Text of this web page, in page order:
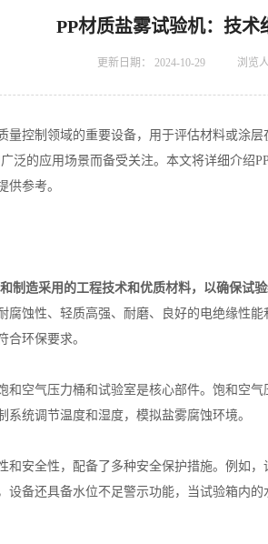
PP材质盐雾试验机：技术
更新日期： 2024-10-29 浏览
控制领域的重要设备，用于评估材料或涂层
泛的应用场景而备受关注。本文将详细介绍
供参考。
制造采用的工程技术和优质材料，以确保试
腐蚀性、轻质高强、耐磨、良好的电绝缘性
合环保要求。
空气压力桶和试验室是核心部件。饱和空气
系统调节温度和湿度，模拟盐雾腐蚀环境。
安全性，配备了多种安全保护措施。例如，
设备还具备水位不足警示功能，当试验箱内